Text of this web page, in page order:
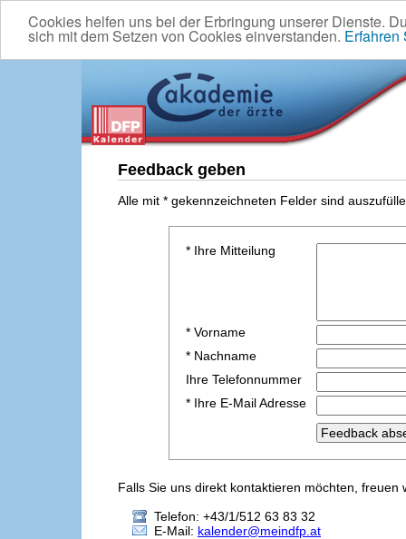
Cookies helfen uns bei der Erbringung unserer Dienste.
sich mit dem Setzen von Cookies einverstanden. Erfahren
Feedback geben
Alle mit * gekennzeichneten Felder sind
* Ihre Mitteilung
* Vorname
* Nachname
Ihre Telefonnummer
* Ihre E-Mail Adresse
Falls Sie uns direkt kontaktieren möchten,
Telefon: +43/1/512 63 83 32
E-Mail: kalender@meindfp.at